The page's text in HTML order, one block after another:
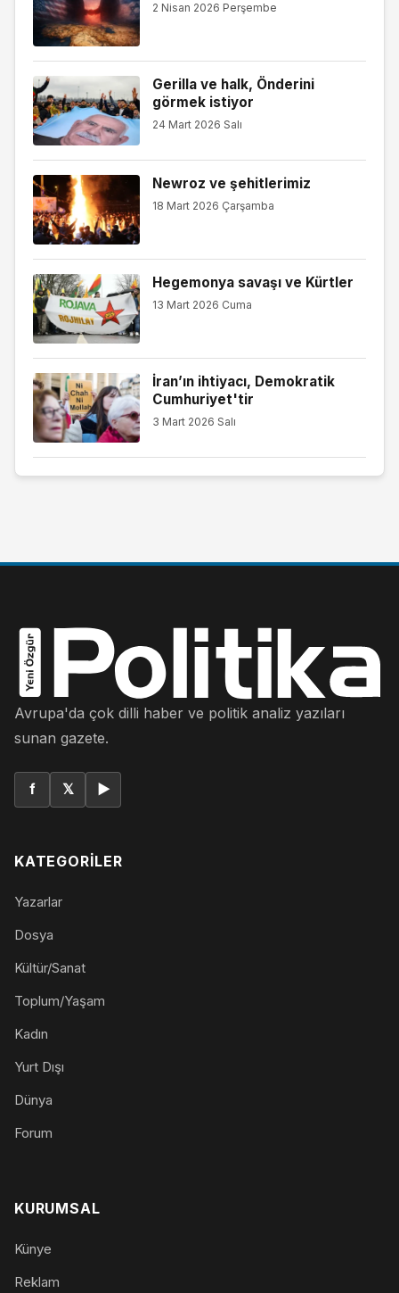
2 Nisan 2026 Perşembe
Gerilla ve halk, Önderini
görmek istiyor
24 Mart 2026 Salı
Newroz ve şehitlerimiz
18 Mart 2026 Çarşamba
Hegemonya savaşı ve Kürtler
13 Mart 2026 Cuma
İran’ın ihtiyacı, Demokratik
Cumhuriyet'tir
3 Mart 2026 Salı
Avrupa'da çok dilli haber ve politik analiz yazıları
sunan gazete.
f 𝕏 ▶
KATEGORILER
Yazarlar
Dosya
Kültür/Sanat
Toplum/Yaşam
Kadın
Yurt Dışı
Dünya
Forum
KURUMSAL
Künye
Reklam